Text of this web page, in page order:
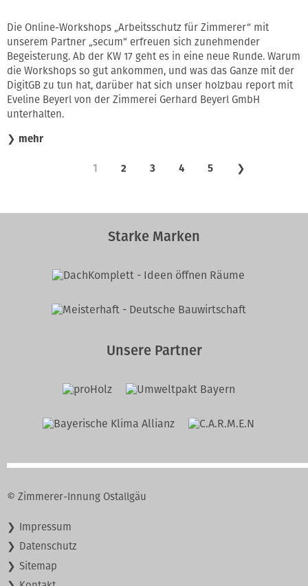
Die Online-Workshops „Arbeitsschutz für Zimmerer“ mit
unserem Partner „secum“ erfreuen sich zunehmender
Begeisterung. Ab der KW 17 geht es in eine neue Runde. Warum
die Workshops so gut ankommen, und was das Ganze mit der
DigitGB zu tun hat, darüber hat sich unser holzbau report mit
Eveline Beyerl von der Zimmerei Gerhard Beyerl GmbH
unterhalten.
❯ mehr
1 2 3 4 5 ❯
Starke Marken
Unsere Partner
© Zimmerer-Innung Ostallgäu
Navigation
überspringen
Impressum
Datenschutz
Sitemap